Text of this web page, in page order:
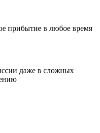
прибытие в любое время
даже в сложных